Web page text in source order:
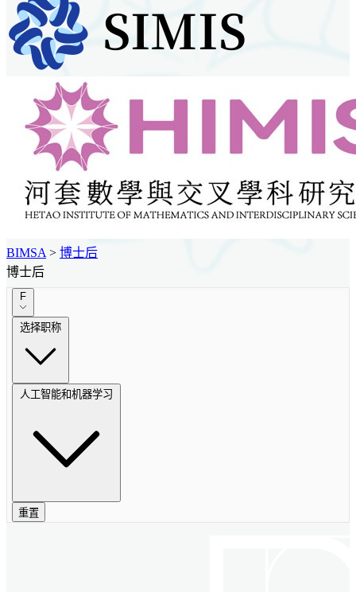
BIMSA > 博士后
博士后
F
选择职称
人工智能和机器学习
重置